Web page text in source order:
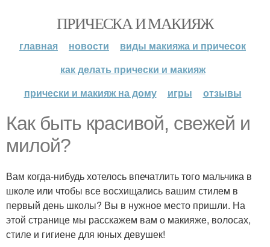
ПРИЧЕСКА И МАКИЯЖ
главная новости
виды макияжа и причесок
как делать прически и макияж
прически и макияж на дому
игры отзывы
Как быть красивой, свежей и
милой?
Вам когда-нибудь хотелось впечатлить того мальчика в
школе или чтобы все восхищались вашим стилем в
первый день школы? Вы в нужное место пришли. На
этой странице мы расскажем вам о макияже, волосах,
стиле и гигиене для юных девушек!